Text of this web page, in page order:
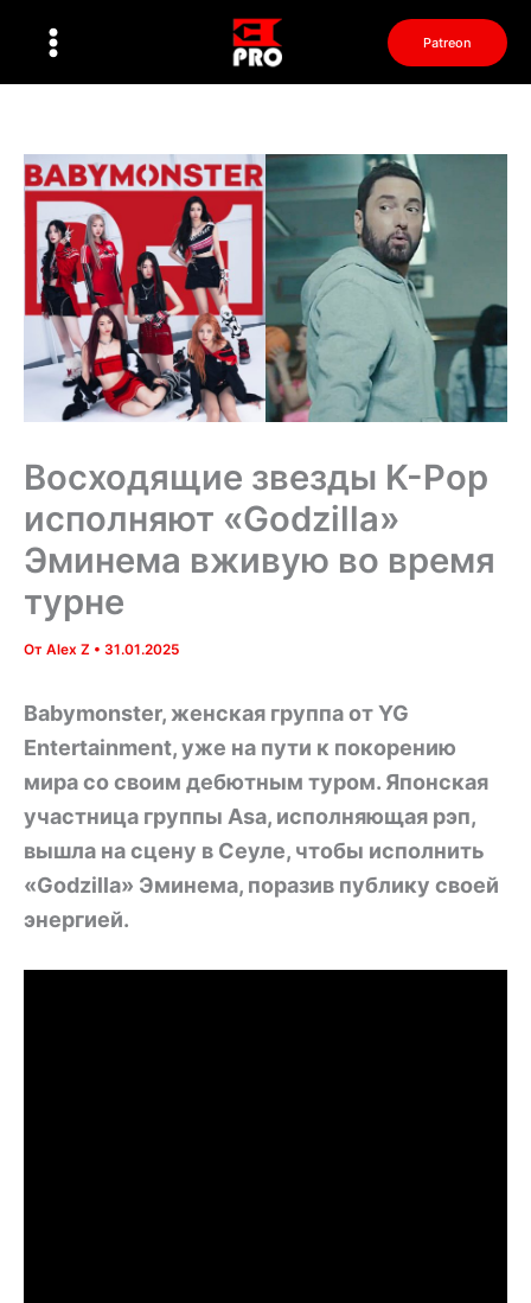
Patreon
Восходящие звезды K-Pop
исполняют «Godzilla»
Эминема вживую во время
турне
От Alex Z • 31.01.2025
Babymonster, женская группа от YG
Entertainment, уже на пути к покорению
мира со своим дебютным туром. Японская
участница группы Asa, исполняющая рэп,
вышла на сцену в Сеуле, чтобы исполнить
«Godzilla» Эминема, поразив публику своей
энергией.